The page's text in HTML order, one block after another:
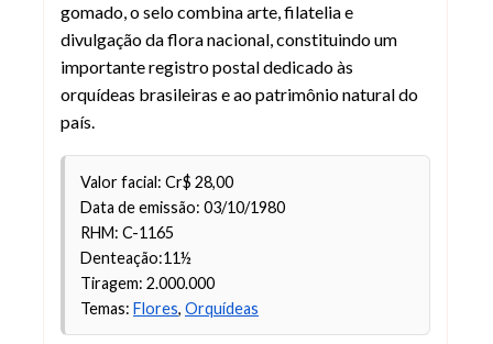
gomado, o selo combina arte, filatelia e
divulgação da flora nacional, constituindo um
importante registro postal dedicado às
orquídeas brasileiras e ao patrimônio natural do
país.
Valor facial: Cr$ 28,00
Data de emissão: 03/10/1980
RHM: C-1165
Denteação:11½
Tiragem: 2.000.000
Temas: Flores, Orquídeas